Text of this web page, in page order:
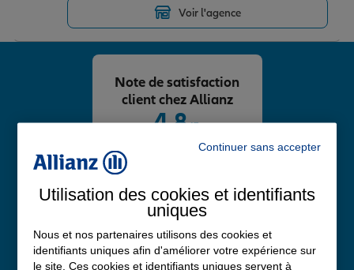
Voir l'agence
4,8/5
Note de satisfaction
client chez Allianz
Continuer sans accepter
Utilisation des cookies et identifiants
uniques
Nous et nos partenaires utilisons des cookies et
identifiants uniques afin d'améliorer votre expérience sur
le site. Ces cookies et identifiants uniques servent à